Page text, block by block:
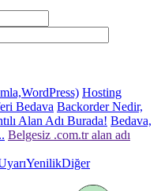
Hosting
Bedava Backorder Nedir,
Alan Adı Burada! Bedava,
Belgesiz .com.tr alan adı
YenilikDiğer